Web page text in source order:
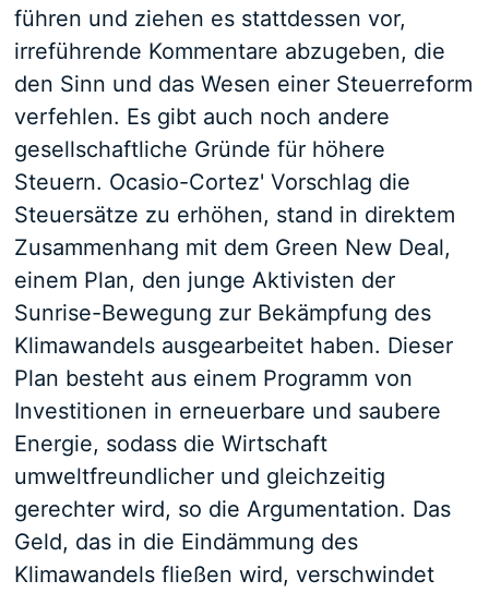
führen und ziehen es stattdessen vor,
irreführende Kommentare abzugeben, die
den Sinn und das Wesen einer Steuerreform
verfehlen. Es gibt auch noch andere
gesellschaftliche Gründe für höhere
Steuern. Ocasio-Cortez' Vorschlag die
Steuersätze zu erhöhen, stand in direktem
Zusammenhang mit dem Green New Deal,
einem Plan, den junge Aktivisten der
Sunrise-Bewegung zur Bekämpfung des
Klimawandels ausgearbeitet haben. Dieser
Plan besteht aus einem Programm von
Investitionen in erneuerbare und saubere
Energie, sodass die Wirtschaft
umweltfreundlicher und gleichzeitig
gerechter wird, so die Argumentation. Das
Geld, das in die Eindämmung des
Klimawandels fließen wird, verschwindet